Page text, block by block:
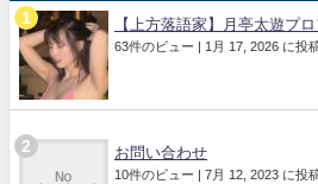
【上方落語家】月亭太遊プ
63件のビュー 1月 17, 2026 に投
お問い合わせ
10件のビュー 7月 12, 2023 に投